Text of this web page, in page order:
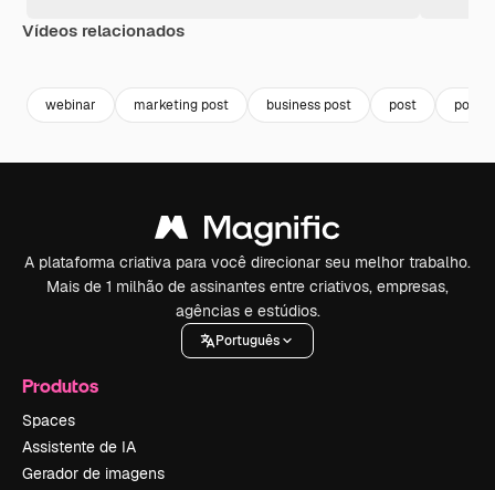
Vídeos relacionados
webinar marketing post business post post
A plataforma criativa para você direcionar seu melhor trabalho.
Mais de 1 milhão de assinantes entre criativos, empresas,
agências e estúdios.
Português
Produtos
Spaces
Assistente de IA
Gerador de imagens